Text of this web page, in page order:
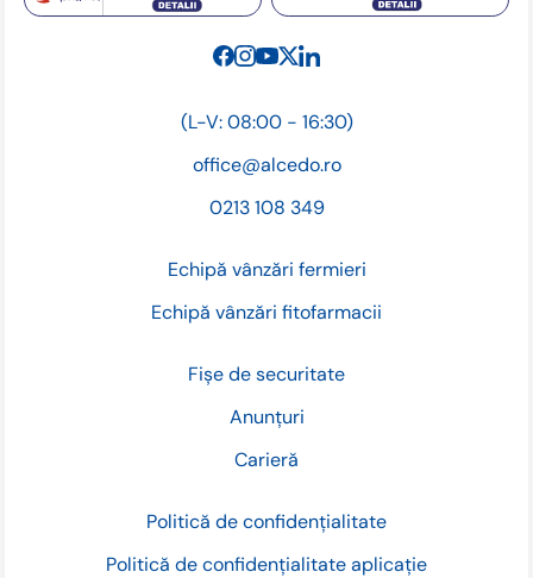
Fișe de securitate
Anunțuri
Carieră
Politică de confidențialitate
Politică de confidențialitate aplicație
(L-V: 08:00 - 16:30)
office@alcedo.ro
0213 108 349
Echipă vânzări fermieri
Echipă vânzări fitofarmacii